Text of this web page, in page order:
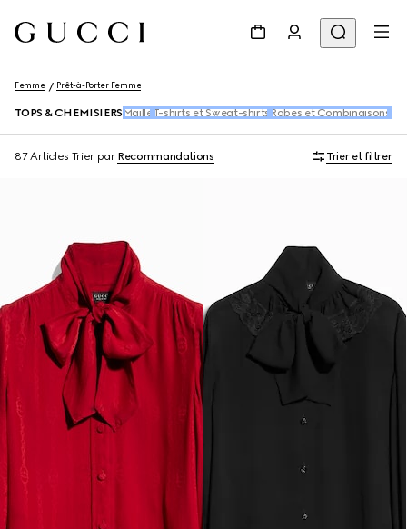
Femme Prêt-à-Porter Femme
TOPS & CHEMISIERS Maille T-shirts et Sweat-shirts Robes et Combinaisons
87 Articles Trier par Recommandations Trier et filtrer